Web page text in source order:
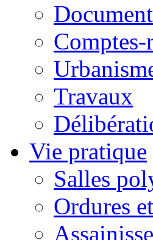
Comptes-
Travaux
Vie pratique
Salles
Ordures